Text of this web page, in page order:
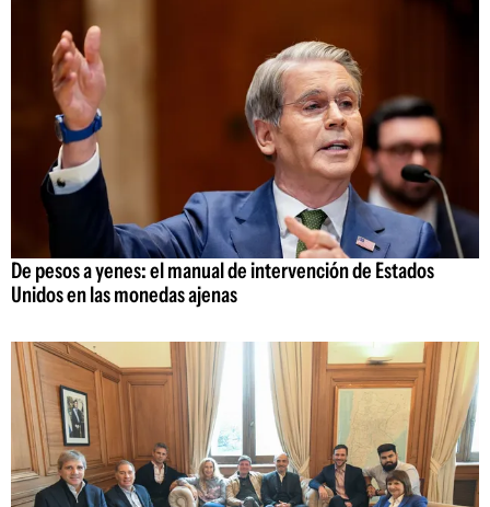
De pesos a yenes: el manual de intervención de Estados
Unidos en las monedas ajenas